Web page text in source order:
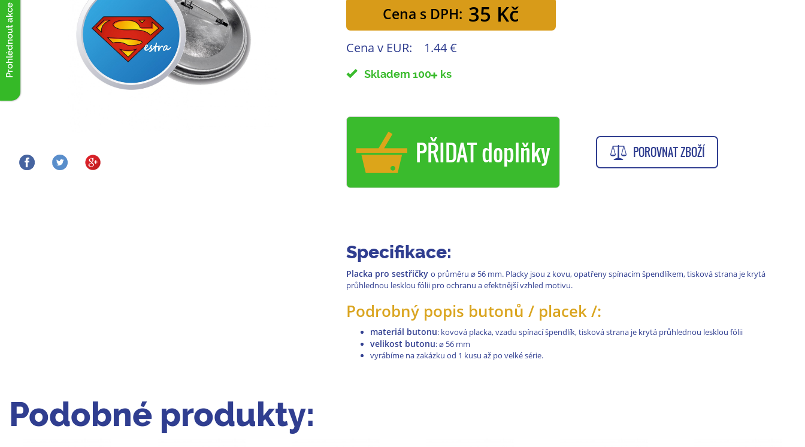
Prohlédnout akce Cena s DPH: 35 Kč
Cena v EUR: 1.44 €
Skladem 100 ks
PŘIDAT doplňky POROVNAT ZBOŽÍ
Specifikace:
Placka pro sestřičky o průměru ⌀ 56 mm. Placky jsou z kovu, opatřeny spínacím špendlíkem, tisková strana je krytá
průhlednou lesklou fólii pro ochranu a efektnější vzhled motivu.
Podrobný popis butonů / placek /:
materiál butonu: kovová placka, vzadu spínací špendlík, tisková strana je krytá průhlednou lesklou fólii
velikost butonu:⌀ 56 mm
vyrábíme na zakázku od 1 kusu až po velké série.
Podobné produkty: